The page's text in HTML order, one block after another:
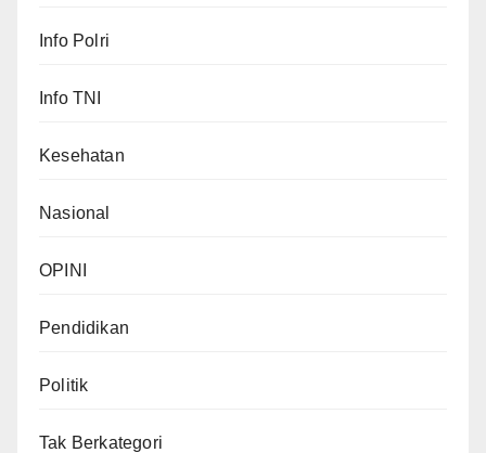
Info Polri
Info TNI
Kesehatan
Nasional
OPINI
Pendidikan
Politik
Tak Berkategori